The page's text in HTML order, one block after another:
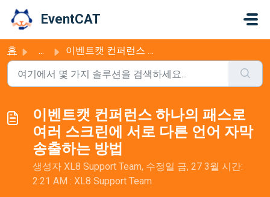
EventCAT
홈 ... 이벤트캣 컨퍼런스 하나의 패스로 여러 스크린에 서로 다른 언어 자막 송출하는 방법
이벤트캣 컨퍼런스 하나의 패스로
여러 스크린에 서로 다른 언어 자막
송출하는 방법
생성자 XL8 Support Team, 수정일 금, 27 3월 시간:
2:21 AM : XL8 Support Team